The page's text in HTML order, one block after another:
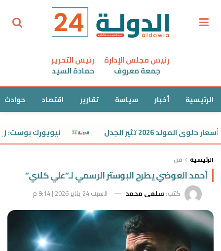
رئيس مجلس الإدارة
جمعة معروف
رئيس التحرير
حمادة السيد
الرئيسية أخبار سياسة تقارير اقتصاد حوادث
نيويورك بوست: زيارة
الرئيسية فن
أحمد العوضي يطرح البوستر الرسمي لـ”علي كلاي”
كتب: سلمى محمد السبت 24 يناير 2026 | 9:14 م